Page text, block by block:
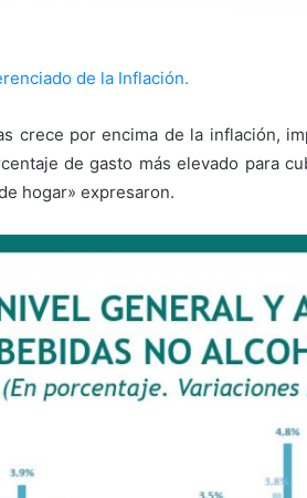
de la Inflación.
crece por encima de la inflación,
de gasto más elevado para
hogar» expresaron.